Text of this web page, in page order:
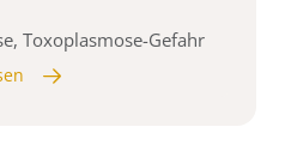
Toxoplasmose-Gefahr